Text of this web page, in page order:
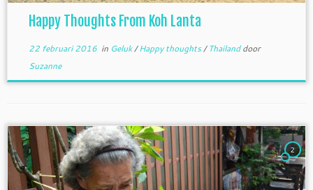
Happy Thoughts From Koh Lanta
22 februari 2016in Geluk/Happy thoughts/Thailanddoor
Suzanne
2